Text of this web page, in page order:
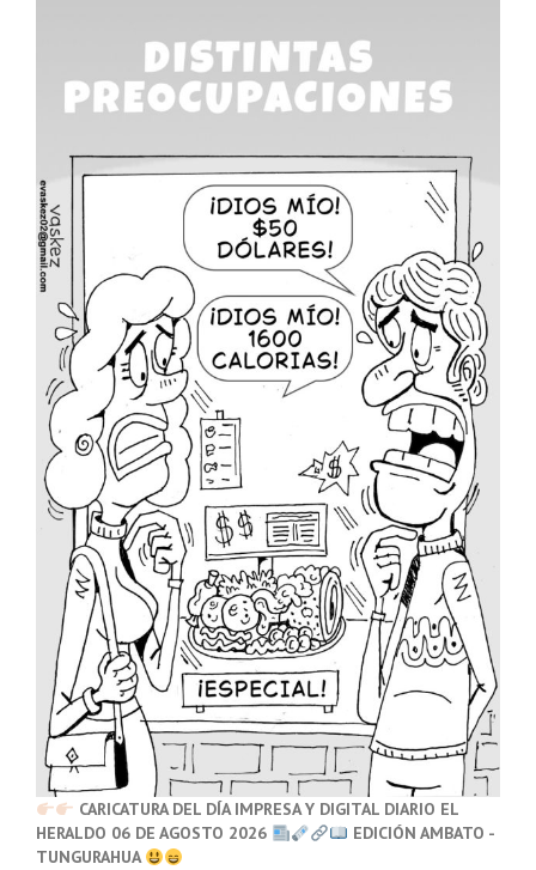
CARICATURA DEL DÍA IMPRESA Y DIGITAL DIARIO EL
HERALDO 06 DE AGOSTO 2026
EDICIÓN AMBATO -
TUNGURAHUA